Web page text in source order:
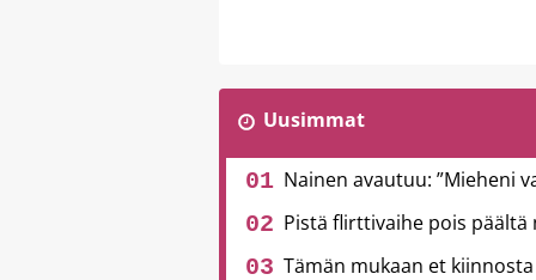
Uusimmat
Nainen avautuu: ”Mieheni
Pistä flirttivaihe pois päältä
Tämän mukaan et